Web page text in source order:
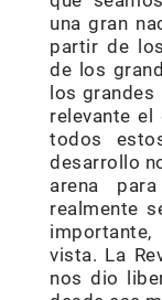
una gran
partir de
de los
los
relevante
todos
desarrollo
arena
realmente
vista. La
nos dio